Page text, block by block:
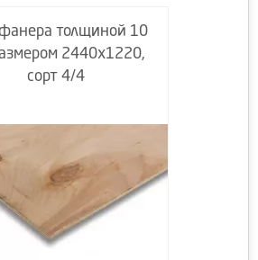
толщиной 10
2440х1220,
сорт 4/4